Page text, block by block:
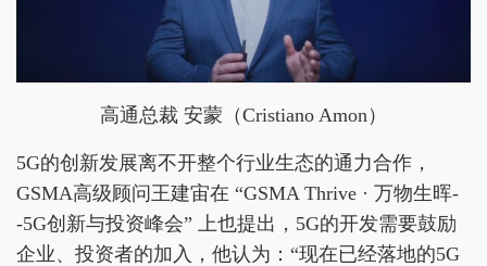
高通总裁 安蒙（Cristiano Amon）
5G的创新发展离不开整个行业生态的通力合作，
GSMA高级顾问王建宙在 “GSMA Thrive · 万物生晖-
-5G创新与投资峰会” 上也提出，5G的开发需要鼓励
企业、投资者的加入，他认为：“现在已经落地的5G